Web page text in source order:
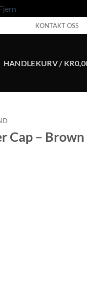
KONTAKT OSS
HANDLEKURV / KR
Cap – Brown